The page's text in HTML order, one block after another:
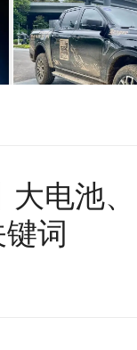
大电池
词